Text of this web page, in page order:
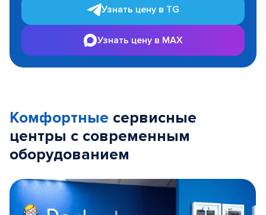
Узнать цену в TG
Узнать цену в MAX
Комфортные сервисные
центры с современным
оборудованием